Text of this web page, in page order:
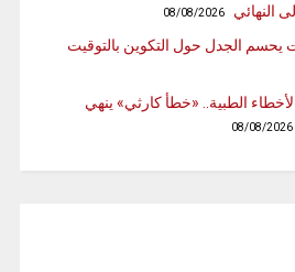
النهائي
08/08/2026
يحسم الجدل حول التكوين بالتوقيت
الطبية.. «خطأ كارثي» ينهي
08/08/2026